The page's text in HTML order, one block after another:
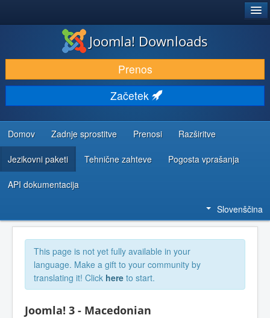
PRENESI IN RAZŠIRI
ODKRIJTE & IZVEJTE
SKUPNOST IN PODPORA
VIRI ZA RAZVIJALCE
Joomla! Downloads
Prenos
Začetek
Domov Zadnje sprostitve Prenosi Razširitve
Jezikovni paketi Tehnične zahteve Pogosta vprašanja
API dokumentacija
Slovenščina
This page is not yet fully available in your
language. Make a gift to your community by
translating it! Click here to start.
Joomla! 3 - Macedonian